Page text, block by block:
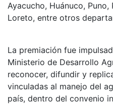
Ayacucho, Huánuco,
Loreto, entre otros
La premiación fue
Ministerio de Desarrollo
reconocer, difundir y
vinculadas al manejo del
país, dentro del convenio